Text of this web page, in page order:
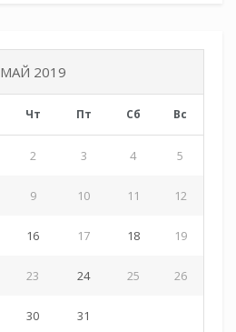
МАЙ 2019
Чт Пт Сб Вс
2 3 4 5
9 10 11 12
16 17 18 19
23 24 25 26
30 31